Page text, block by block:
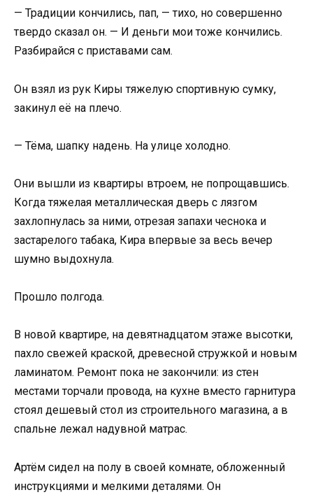
— Традиции кончились, пап, — тихо, но совершенно
твердо сказал он. — И деньги мои тоже кончились.
Разбирайся с приставами сам.
Он взял из рук Киры тяжелую спортивную сумку,
закинул её на плечо.
— Тёма, шапку надень. На улице холодно.
Они вышли из квартиры втроем, не попрощавшись.
Когда тяжелая металлическая дверь с лязгом
захлопнулась за ними, отрезая запахи чеснока и
застарелого табака, Кира впервые за весь вечер
шумно выдохнула.
Прошло полгода.
В новой квартире, на девятнадцатом этаже высотки,
пахло свежей краской, древесной стружкой и новым
ламинатом. Ремонт пока не закончили: из стен
местами торчали провода, на кухне вместо гарнитура
стоял дешевый стол из строительного магазина, а в
спальне лежал надувной матрас.
Артём сидел на полу в своей комнате, обложенный
инструкциями и мелкими деталями. Он